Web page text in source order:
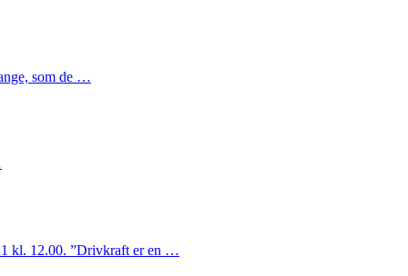
som de …
kl. 12.00. ”Drivkraft er en …